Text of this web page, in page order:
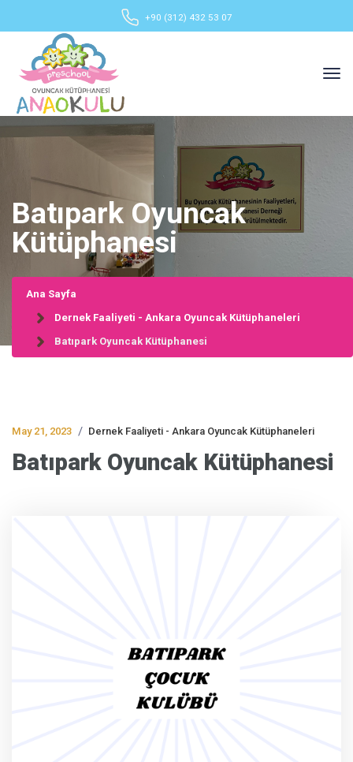
+90 (312) 432 53 07
Batıpark Oyuncak
Kütüphanesi
Ana Sayfa
Dernek Faaliyeti - Ankara Oyuncak Kütüphaneleri
Batıpark Oyuncak Kütüphanesi
May 21, 2023 / Dernek Faaliyeti - Ankara Oyuncak Kütüphaneleri
Batıpark Oyuncak Kütüphanesi